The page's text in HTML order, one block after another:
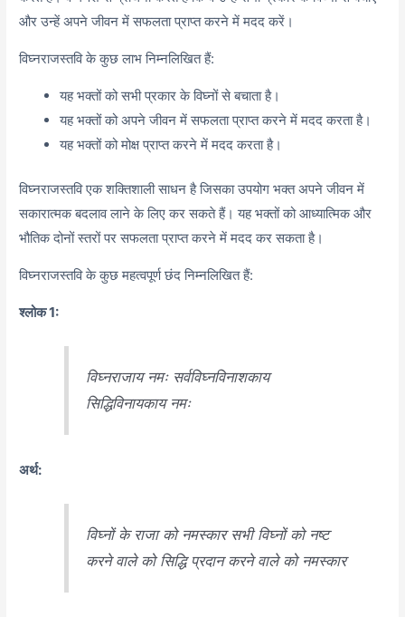
और उन्हें अपने जीवन में सफलता प्राप्त करने में मदद करें।
विघ्नराजस्तवि के कुछ लाभ निम्नलिखित हैं:
यह भक्तों को सभी प्रकार के विघ्नों से बचाता है।
यह भक्तों को अपने जीवन में सफलता प्राप्त करने में मदद करता है।
यह भक्तों को मोक्ष प्राप्त करने में मदद करता है।
विघ्नराजस्तवि एक शक्तिशाली साधन है जिसका उपयोग भक्त अपने जीवन में
सकारात्मक बदलाव लाने के लिए कर सकते हैं। यह भक्तों को आध्यात्मिक और
भौतिक दोनों स्तरों पर सफलता प्राप्त करने में मदद कर सकता है।
विघ्नराजस्तवि के कुछ महत्वपूर्ण छंद निम्नलिखित हैं:
श्लोक 1:
विघ्नराजाय नमः सर्वविघ्नविनाशकाय
सिद्धिविनायकाय नमः
अर्थ:
विघ्नों के राजा को नमस्कार सभी विघ्नों को नष्ट
करने वाले को सिद्धि प्रदान करने वाले को नमस्कार